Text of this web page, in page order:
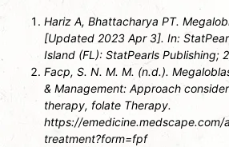
Hariz A, Bhattacharya PT.
[Updated 2023 Apr 3]. In:
Island (FL): StatPearls Publishing;
Facp, S. N. M. M. (n.d.).
& Management: Approach
therapy, folate Therapy.
https://
treatment?form=fpf